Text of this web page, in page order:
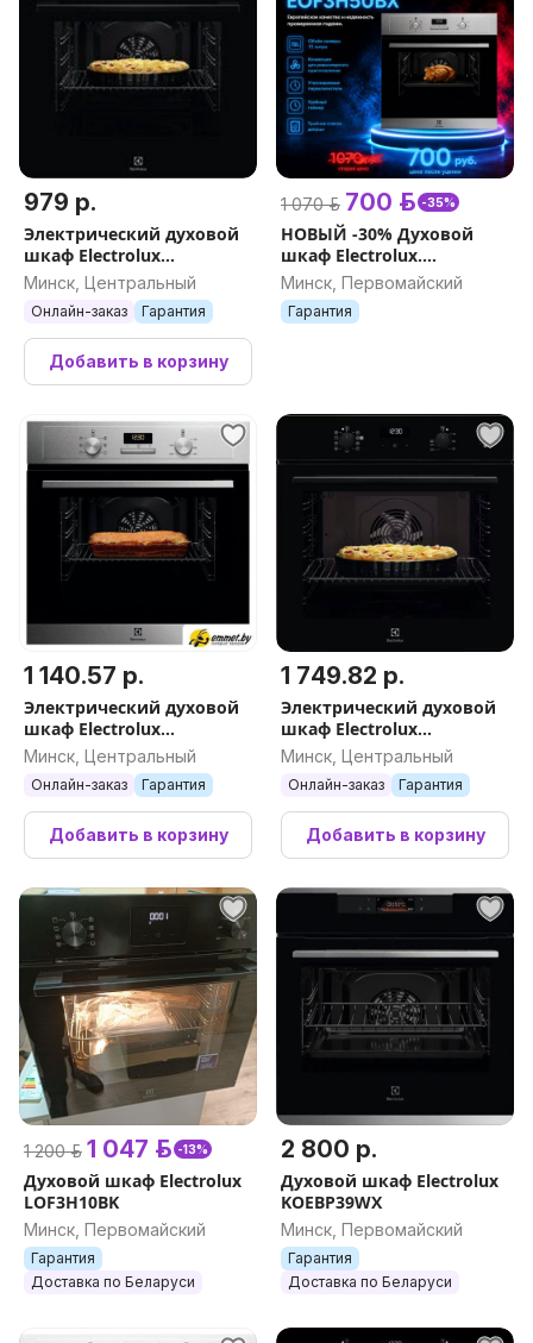
979 р.
Электрический духовой
шкаф Electrolux
LOH3H00BK
Минск, Центральный
Онлайн-заказ Гарантия
Добавить в корзину
1 070 р. 700 р. -35%
НОВЫЙ -30% Духовой
шкаф Electrolux.
Гарантия. Доставка
Минск, Первомайский
Гарантия
1 140.57 р.
Электрический духовой
шкаф Electrolux
SurroundCook 600
EOF3H00BX
Минск, Центральный
Онлайн-заказ Гарантия
Добавить в корзину
1 749.82 р.
Электрический духовой
шкаф Electrolux
SteamBake 600 EOD5F71Z
Минск, Центральный
Онлайн-заказ Гарантия
Добавить в корзину
1 200 р. 1 047 р. -13%
Духовой шкаф Electrolux
LOF3H10BK
Минск, Первомайский
Гарантия
Доставка по Беларуси
2 800 р.
Духовой шкаф Electrolux
KOEBP39WX
Минск, Первомайский
Гарантия
Доставка по Беларуси